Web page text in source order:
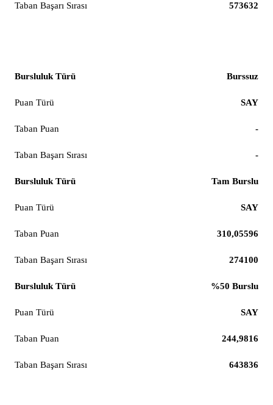
573632
Burssuz
SAY
-
-
Tam Burslu
SAY
310,05596
274100
%50 Burslu
SAY
244,9816
643836